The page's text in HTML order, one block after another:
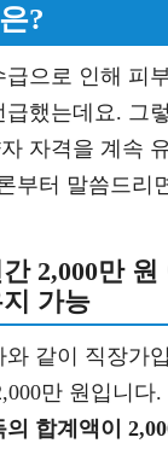
?
으로 인해 피
했는데요. 그
자격을 계속
부터 말씀드리
2,000만 원
가능
같이 직장가
만 원입니다.
합계액이